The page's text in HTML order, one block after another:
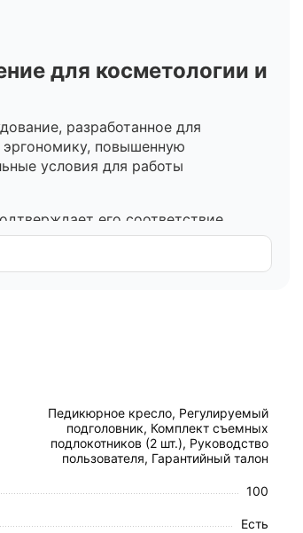
для косметологии и
разработанное для
повышенную
условия для работы
его соответствие
равномерно распределяя нагрузку
беспрепятственного
Педикюрное кресло, Регулируемый
подголовник, Комплект съемных
подлокотников (2 шт.), Руководство
пользователя, Гарантийный талон
100
Есть